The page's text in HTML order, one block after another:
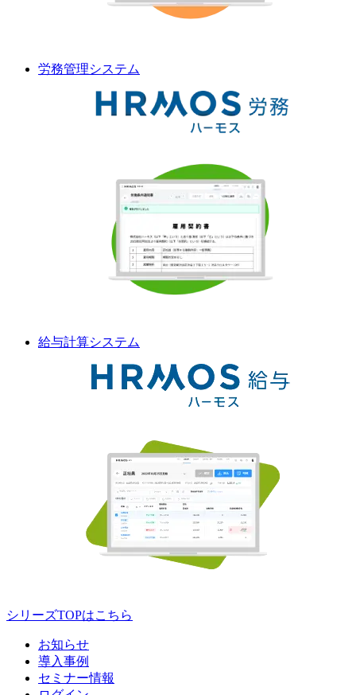
労務管理システム
給与計算システム
シリーズTOPはこちら
お知らせ
導入事例
セミナー情報